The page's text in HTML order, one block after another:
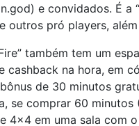
e convidados. É
outros pró players,
também tem um
cashback na hora, em
de 30 minutos
se comprar 60
4×4 em uma sala com